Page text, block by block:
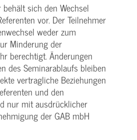
sich den Wechsel
vor. Der Teilnehmer
weder zum
Minderung der
berechtigt. Änderungen
des Seminarablaufs bleiben
vertragliche Beziehungen
und den
nur mit ausdrücklicher
der GAB mbH